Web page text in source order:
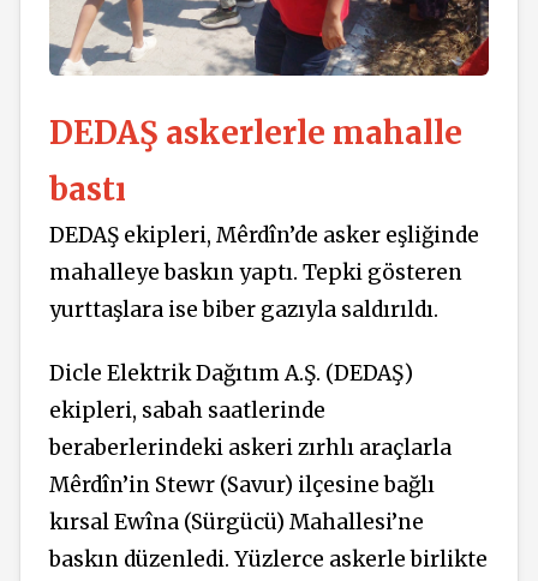
DEDAŞ askerlerle mahalle
bastı
DEDAŞ ekipleri, Mêrdîn’de asker eşliğinde
mahalleye baskın yaptı. Tepki gösteren
yurttaşlara ise biber gazıyla saldırıldı.
Dicle Elektrik Dağıtım A.Ş. (DEDAŞ)
ekipleri, sabah saatlerinde
beraberlerindeki askeri zırhlı araçlarla
Mêrdîn’in Stewr (Savur) ilçesine bağlı
kırsal Ewîna (Sürgücü) Mahallesi’ne
baskın düzenledi. Yüzlerce askerle birlikte